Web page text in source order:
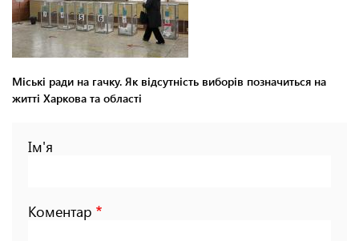
Міські ради на гачку. Як відсутність виборів позначиться на
житті Харкова та області
Ім'я
Коментар